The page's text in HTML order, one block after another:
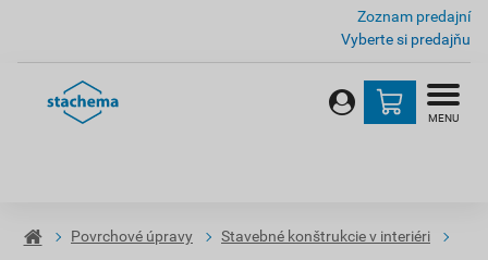
Zoznam predajní
Vyberte si predajňu
MENU
Povrchové úpravy
Stavebné konštrukcie v interiéri